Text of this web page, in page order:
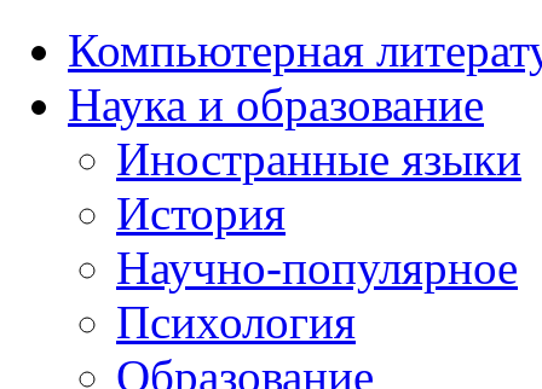
Компьютерная
Наука и образование
Иностранные языки
История
Научно-популярное
Психология
Образование